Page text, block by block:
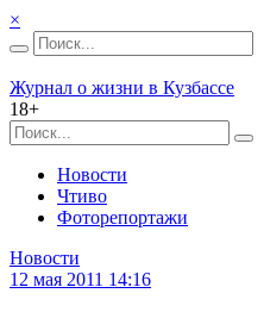
×
Журнал о жизни в Кузбассе
18+
Новости
Чтиво
Фоторепортажи
Новости
12 мая 2011 14:16